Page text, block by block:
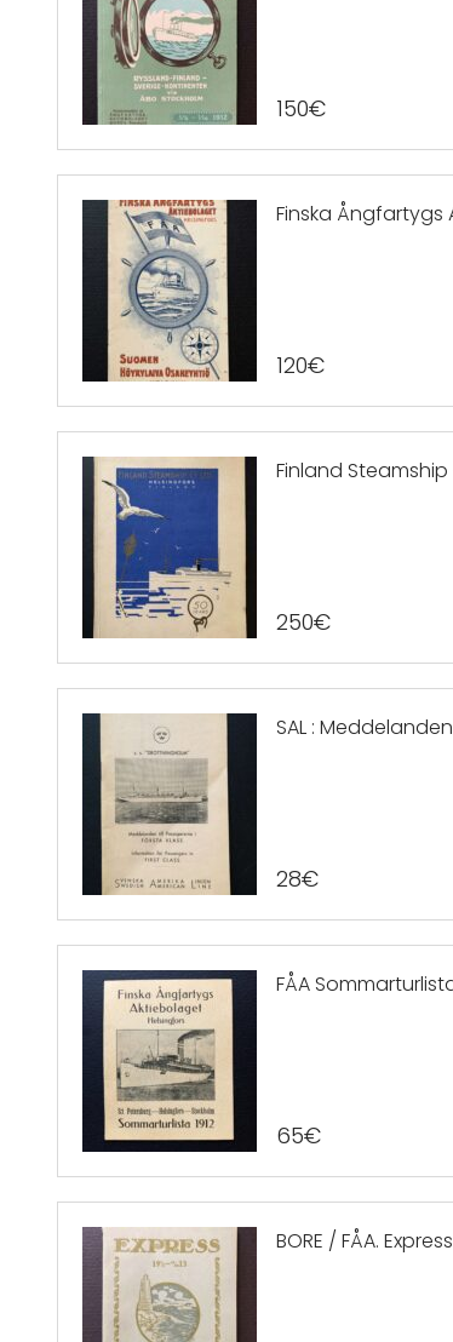
150€
Finska Ångfartygs
120€
Finland Steamship
250€
SAL :
28€
FÅA
65€
BORE / FÅA.